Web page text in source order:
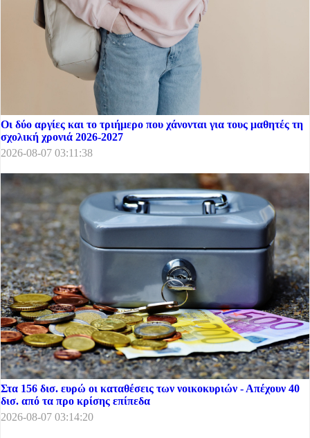
Οι δύο αργίες και το τριήμερο που χάνονται για τους μαθητές τη
σχολική χρονιά 2026-2027
2026-08-07 03:11:38
Στα 156 δισ. ευρώ οι καταθέσεις των νοικοκυριών - Απέχουν 40
δισ. από τα προ κρίσης επίπεδα
2026-08-07 03:14:20